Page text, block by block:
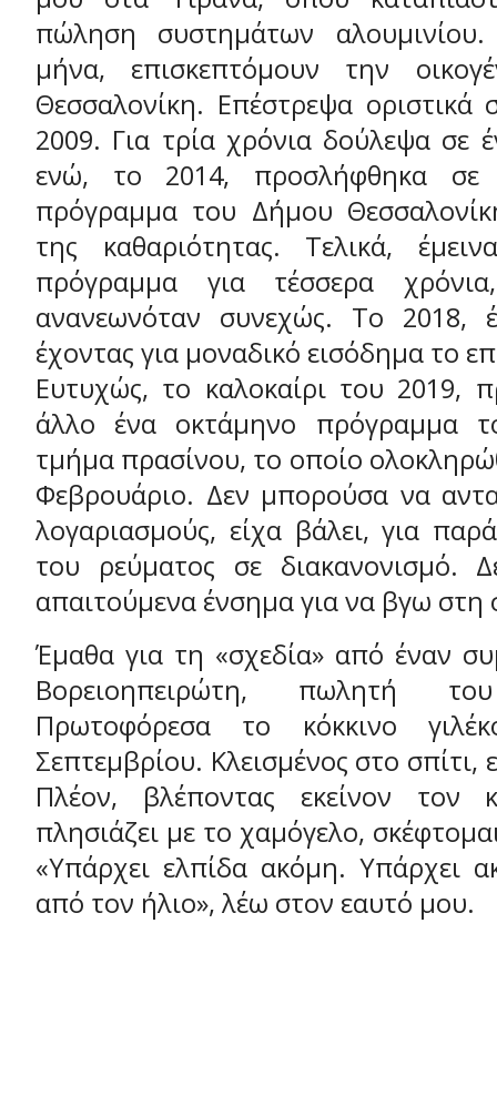
πώληση συστημάτων
μήνα, επισκεπτόμουν την
Θεσσαλονίκη. Επέστρεψα οριστικά
2009. Για τρία χρόνια δούλεψα σε
ενώ, το 2014, προσλήφθηκα σε
πρόγραμμα του Δήμου
της καθαριότητας. Τελικά,
πρόγραμμα για τέσσερα
ανανεωνόταν συνεχώς. Το 2018,
έχοντας για μοναδικό εισόδημα το
Ευτυχώς, το καλοκαίρι του 2019,
άλλο ένα οκτάμηνο πρόγραμμα
τμήμα πρασίνου, το οποίο
Φεβρουάριο. Δεν μπορούσα να
λογαριασμούς, είχα βάλει, για
του ρεύματος σε διακανονισμό.
απαιτούμενα ένσημα για να βγω στη
Έμαθα για τη «σχεδία» από έναν
Βορειοηπειρώτη, πωλητή
Πρωτοφόρεσα το κόκκινο
Σεπτεμβρίου. Κλεισμένος στο σπίτι,
Πλέον, βλέποντας εκείνον
πλησιάζει με το χαμόγελο,
«Υπάρχει ελπίδα ακόμη. Υπάρχει
από τον ήλιο», λέω στον εαυτό μου.